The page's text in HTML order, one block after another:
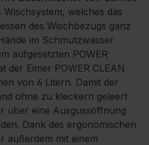
welches das
des Wischbezugs ganz
im Schmutzwasser
aufgesetzten POWER
der Eimer POWER CLEAN
von 6 Litern. Damit der
ohne zu kleckern geleert
über eine Ausgussöffnung
Dank des ergonomischen
außerdem mit einem